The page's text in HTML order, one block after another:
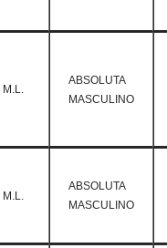
M.L.
ABSOLUTA
MASCULINO
M.L.
ABSOLUTA
MASCULINO